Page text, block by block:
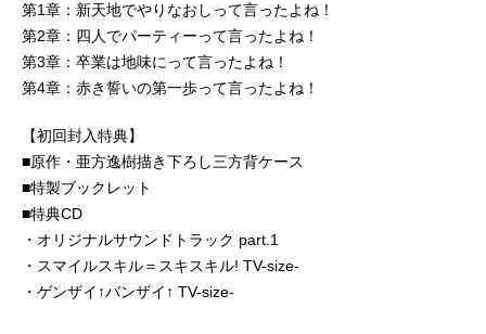
第1章：新天地でやりなおしって言ったよね！
第2章：四人でパーティーって言ったよね！
第3章：卒業は地味にって言ったよね！
第4章：赤き誓いの第一歩って言ったよね！
【初回封入特典】
■原作・亜方逸樹描き下ろし三方背ケース
■特製ブックレット
■特典CD
・オリジナルサウンドトラック part.1
・スマイルスキル＝スキスキル! TV-size-
・ゲンザイ↑バンザイ↑ TV-size-